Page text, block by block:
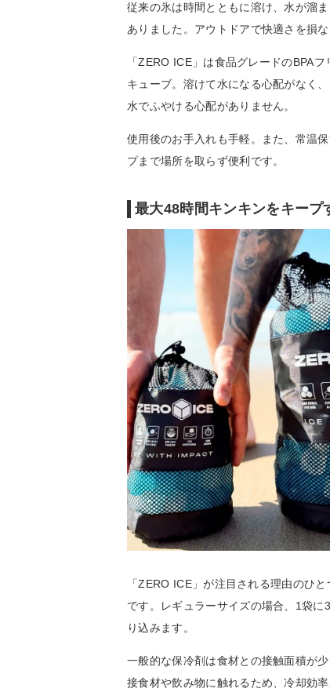
従来の氷は時間とともに溶け、水が溜
ありました。アウトドアで快適さを損な
「ZERO ICE」は食品グレードのBPA
キューブ。溶けて水になる心配がなく
水でふやける心配がありません。
使用後のお手入れも手軽。また、常温
プまで場所を取らず便利です。
最大48時間キンキンをキープ
「ZERO ICE」が注目される理由のひ
です。レギュラーサイズの場合、1袋
り込みます。
一般的な保冷剤は食材との接触面積が
接食材や飲み物に触れるため、冷却効率